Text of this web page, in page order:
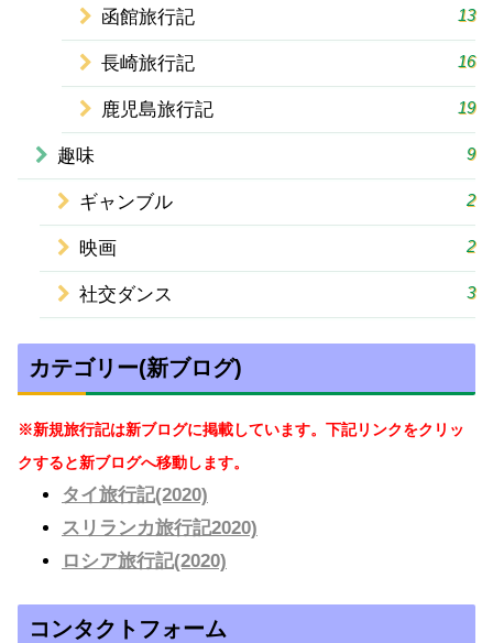
函館旅行記 13
長崎旅行記 16
鹿児島旅行記 19
趣味 9
ギャンブル 2
映画 2
社交ダンス 3
カテゴリー(新ブログ)
※新規旅行記は新ブログに掲載しています。下記リンクをクリッ
クすると新ブログへ移動します。
タイ旅行記(2020)
スリランカ旅行記2020)
ロシア旅行記(2020)
コンタクトフォーム